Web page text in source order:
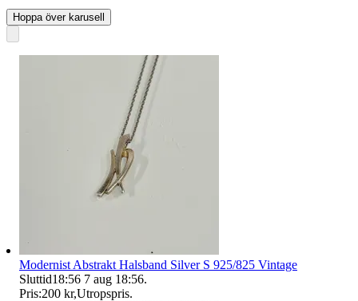
Hoppa över karusell
Modernist Abstrakt Halsband Silver S 925/825 Vintage
Sluttid18:56 7 aug 18:56.
Pris:200 kr,Utropspris.